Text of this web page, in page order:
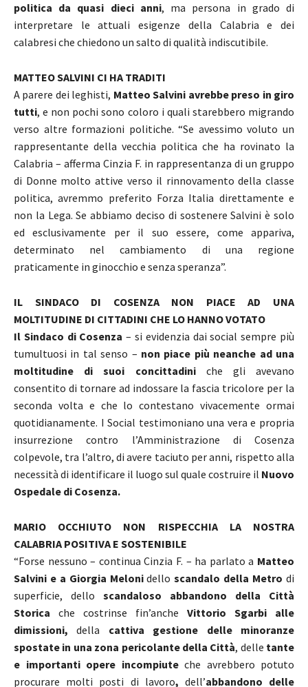
politica da quasi dieci anni, ma persona in grado di
interpretare le attuali esigenze della Calabria e dei
calabresi che chiedono un salto di qualità indiscutibile.
MATTEO SALVINI CI HA TRADITI
A parere dei leghisti, Matteo Salvini avrebbe preso in giro
tutti, e non pochi sono coloro i quali starebbero migrando
verso altre formazioni politiche. “Se avessimo voluto un
rappresentante della vecchia politica che ha rovinato la
Calabria – afferma Cinzia F. in rappresentanza di un gruppo
di Donne molto attive verso il rinnovamento della classe
politica, avremmo preferito Forza Italia direttamente e
non la Lega. Se abbiamo deciso di sostenere Salvini è solo
ed esclusivamente per il suo essere, come appariva,
determinato nel cambiamento di una regione
praticamente in ginocchio e senza speranza”.
IL SINDACO DI COSENZA NON PIACE AD UNA
MOLTITUDINE DI CITTADINI CHE LO HANNO VOTATO
Il Sindaco di Cosenza – si evidenzia dai social sempre più
tumultuosi in tal senso – non piace più neanche ad una
moltitudine di suoi concittadiniche gli avevano
consentito di tornare ad indossare la fascia tricolore per la
seconda volta e che lo contestano vivacemente ormai
quotidianamente. I Social testimoniano una vera e propria
insurrezione contro l’Amministrazione di Cosenza
colpevole, tra l’altro, di avere taciuto per anni, rispetto alla
necessità di identificare il luogo sul quale costruire il Nuovo
Ospedale di Cosenza.
MARIO OCCHIUTO NON RISPECCHIA LA NOSTRA
CALABRIA POSITIVA E SOSTENIBILE
“Forse nessuno – continua Cinzia F. – ha parlato a Matteo
Salvini e a Giorgia Melonidelloscandalo della Metro di
superficie, dello scandaloso abbandono della Città
Storica che costrinse fin’anche Vittorio Sgarbi alle
dimissioni,della cattiva gestione delle minoranze
spostate in una zona pericolante della Città, delle tante
e importanti opere incompiute che avrebbero potuto
procurare molti posti di lavoro, dell’abbandono delle